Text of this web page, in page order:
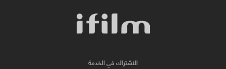
الاشتراك في الخدمة